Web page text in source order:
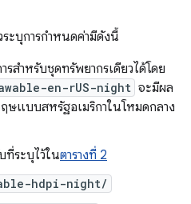
ระบุการกำหนดค่ามีดังนี้
สำหรับชุดทรัพยากรเดียวได้โดย
en-rUS-night จะมีผล
แบบสหรัฐอเมริกาในโหมดกลาง
ที่ระบุไว้ในตารางที่ 2
hdpi-night/